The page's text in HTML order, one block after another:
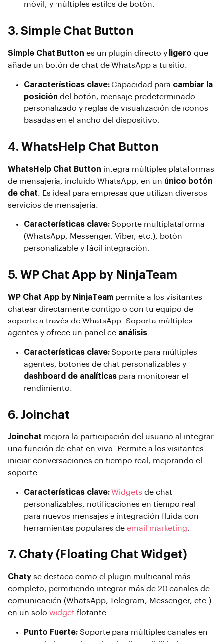
móvil, y múltiples estilos de botón.
3. Simple Chat Button
Simple Chat Button es un plugin directo y ligero que
añade un botón de chat de WhatsApp a tu sitio.
Características clave: Capacidad para cambiar la
posición del botón, mensaje predeterminado
personalizado y reglas de visualización de iconos
basadas en el ancho del dispositivo.
4. WhatsHelp Chat Button
WhatsHelp Chat Button integra múltiples plataformas
de mensajería, incluido WhatsApp, en un único botón
de chat. Es ideal para empresas que utilizan diversos
servicios de mensajería.
Características clave: Soporte multiplataforma
(WhatsApp, Messenger, Viber, etc.), botón
personalizable y fácil integración.
5. WP Chat App by NinjaTeam
WP Chat App by NinjaTeam permite a los visitantes
chatear directamente contigo o con tu equipo de
soporte a través de WhatsApp. Soporta múltiples
agentes y ofrece un panel de análisis.
Características clave: Soporte para múltiples
agentes, botones de chat personalizables y
dashboard de analíticas para monitorear el
rendimiento.
6. Joinchat
Joinchat mejora la participación del usuario al integrar
una función de chat en vivo. Permite a los visitantes
iniciar conversaciones en tiempo real, mejorando el
soporte.
Características clave: Widgets de chat
personalizables, notificaciones en tiempo real
para nuevos mensajes e integración fluida con
herramientas populares de email marketing.
7. Chaty (Floating Chat Widget)
Chaty se destaca como el plugin multicanal más
completo, permitiendo integrar más de 20 canales de
comunicación (WhatsApp, Telegram, Messenger, etc.)
en un solo widget flotante.
Punto Fuerte: Soporte para múltiples canales en